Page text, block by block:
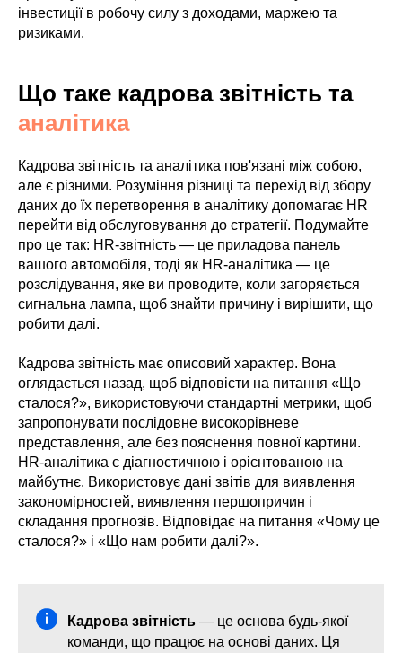
інвестиції в робочу силу з доходами, маржею та
ризиками.
Що таке кадрова звітність та
аналітика
Кадрова звітність та аналітика пов'язані між собою,
але є різними. Розуміння різниці та перехід від збору
даних до їх перетворення в аналітику допомагає HR
перейти від обслуговування до стратегії. Подумайте
про це так: HR-звітність — це приладова панель
вашого автомобіля, тоді як HR-аналітика — це
розслідування, яке ви проводите, коли загоряється
сигнальна лампа, щоб знайти причину і вирішити, що
робити далі.
Кадрова звітність має описовий характер. Вона
оглядається назад, щоб відповісти на питання «Що
сталося?», використовуючи стандартні метрики, щоб
запропонувати послідовне високорівневе
представлення, але без пояснення повної картини.
HR-аналітика є діагностичною і орієнтованою на
майбутнє. Використовує дані звітів для виявлення
закономірностей, виявлення першопричин і
складання прогнозів. Відповідає на питання «Чому це
сталося?» і «Що нам робити далі?».
Кадрова звітність — це основа будь-якої
команди, що працює на основі даних. Ця